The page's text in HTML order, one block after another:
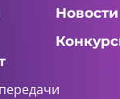
Новости